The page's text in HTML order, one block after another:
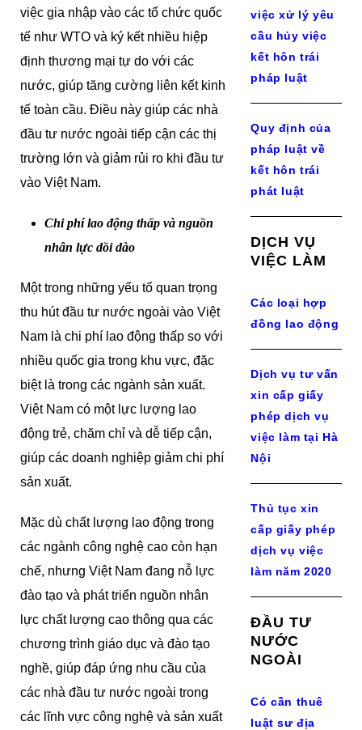
việc gia nhập vào các tổ chức quốc
tế như WTO và ký kết nhiều hiệp
định thương mại tự do với các
nước, giúp tăng cường liên kết kinh
tế toàn cầu. Điều này giúp các nhà
đầu tư nước ngoài tiếp cận các thị
trường lớn và giảm rủi ro khi đầu tư
vào Việt Nam.
Chi phí lao động thấp và nguồn
nhân lực dồi dào
Một trong những yếu tố quan trọng
thu hút đầu tư nước ngoài vào Việt
Nam là chi phí lao động thấp so với
nhiều quốc gia trong khu vực, đặc
biệt là trong các ngành sản xuất.
Việt Nam có một lực lượng lao
động trẻ, chăm chỉ và dễ tiếp cận,
giúp các doanh nghiệp giảm chi phí
sản xuất.
Mặc dù chất lượng lao động trong
các ngành công nghệ cao còn hạn
chế, nhưng Việt Nam đang nỗ lực
đào tạo và phát triển nguồn nhân
lực chất lượng cao thông qua các
chương trình giáo dục và đào tạo
nghề, giúp đáp ứng nhu cầu của
các nhà đầu tư nước ngoài trong
các lĩnh vực công nghệ và sản xuất
việc xử lý yêu
cầu hủy việc
kết hôn trái
pháp luật
Quy định của
pháp luật về
kết hôn trái
phát luật
DỊCH VỤ
VIỆC LÀM
Các loại hợp
đồng lao động
Dịch vụ tư vấn
xin cấp giấy
phép dịch vụ
việc làm tại Hà
Nội
Thủ tục xin
cấp giấy phép
dịch vụ việc
làm năm 2020
ĐẦU TƯ
NƯỚC
NGOÀI
Có cần thuê
luật sư địa